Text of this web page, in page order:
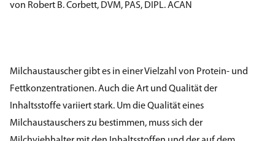
von Robert B. Corbett, DVM, PAS, DIPL. ACAN
Milchaustauscher gibt es in einer Vielzahl von Protein- und
Fettkonzentrationen. Auch die Art und Qualität der
Inhaltsstoffe variiert stark. Um die Qualität eines
Milchaustauschers zu bestimmen, muss sich der